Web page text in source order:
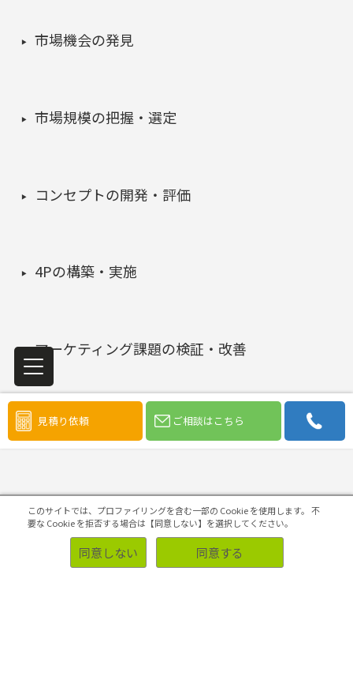
見積り依頼 ご相談はこちら
市場機会の発見
市場規模の把握・選定
コンセプトの開発・評価
4Pの構築・実施
マーケティング課題の検証・改善
初めての方へ
このサイトでは、プロファイリングを含む一部の Cookie を使用します。 不
要な Cookie を拒否する場合は【同意しない】を選択してください。
同意しない 同意する